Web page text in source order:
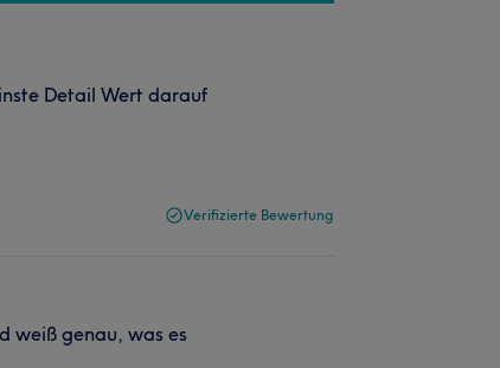
Detail Wert darauf
Verifizierte Bewertung
weiß genau, was es